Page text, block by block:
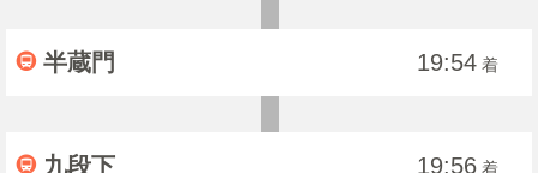
半蔵門 19:54 着
九段下 19:56 着